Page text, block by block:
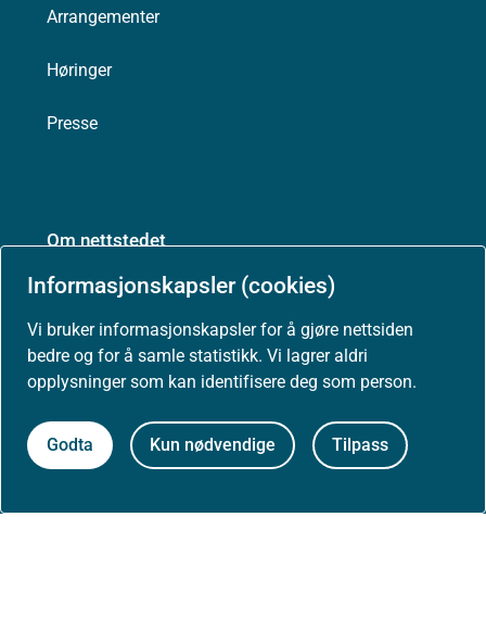
Informasjonskapsler (cookies)
Vi bruker informasjonskapsler for å gjøre nettsiden
bedre og for å samle statistikk. Vi lagrer aldri
opplysninger som kan identifisere deg som person.
Godta Kun nødvendige Tilpass
Arrangementer
Høringer
Presse
Om nettstedet
Personvernerklæring
Tilgjengelighetserklæring (uustatus.no)
Besøksstatistikk og informasjonskapsler
Nyhetsvarsel og abonnement